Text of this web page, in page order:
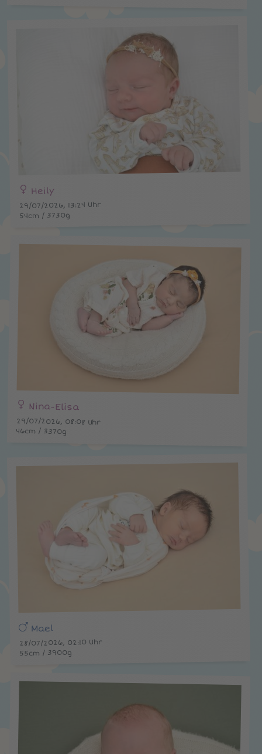
Heily
29/07/2026, 13:24 Uhr
54cm / 3730g
Nina-Elisa
29/07/2026, 08:08 Uhr
46cm / 3370g
Mael
28/07/2026, 02:10 Uhr
55cm / 3900g